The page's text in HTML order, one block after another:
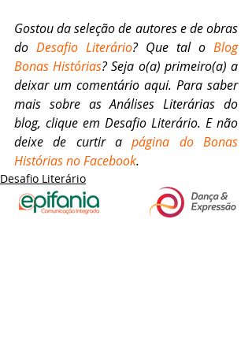
Gostou da seleção de autores e de obras
do Desafio Literário? Que tal o Blog
Bonas Histórias? Seja o(a) primeiro(a) a
deixar um comentário aqui. Para saber
mais sobre as Análises Literárias do
blog, clique em Desafio Literário. E não
deixe de curtir a página do Bonas
Histórias no Facebook.
Desafio Literário